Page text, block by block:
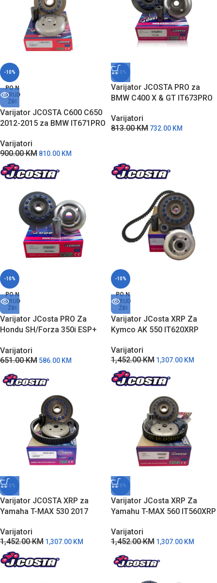
-10%
PO N
ARUD
ŽBI
Varijator JCOSTA C600 C650
2012-2015 za BMW IT671PRO
Varijatori
900.00KM 810.00 KM
-10%
Varijator JCOSTA PRO za
BMW C400 X & GT IT673PRO
Varijatori
813.00KM 732.00 KM
-10%
PO N
ARUD
ŽBI
Varijator JCosta PRO Za
Hondu SH/Forza 350i ESP+
Varijatori
651.00KM 586.00 KM
-10%
PO N
ARUD
ŽBI
Varijator JCosta XRP Za
Kymco AK 550 IT620XRP
Varijatori
1,452.00KM 1,307.00 KM
-10%
Varijator JCOSTA XRP za
Yamaha T-MAX 530 2017
Varijatori
1,452.00KM 1,307.00 KM
-10%
Varijator JCosta XRP Za
Yamahu T-MAX 560 IT560XRP
Varijatori
1,452.00KM 1,307.00 KM